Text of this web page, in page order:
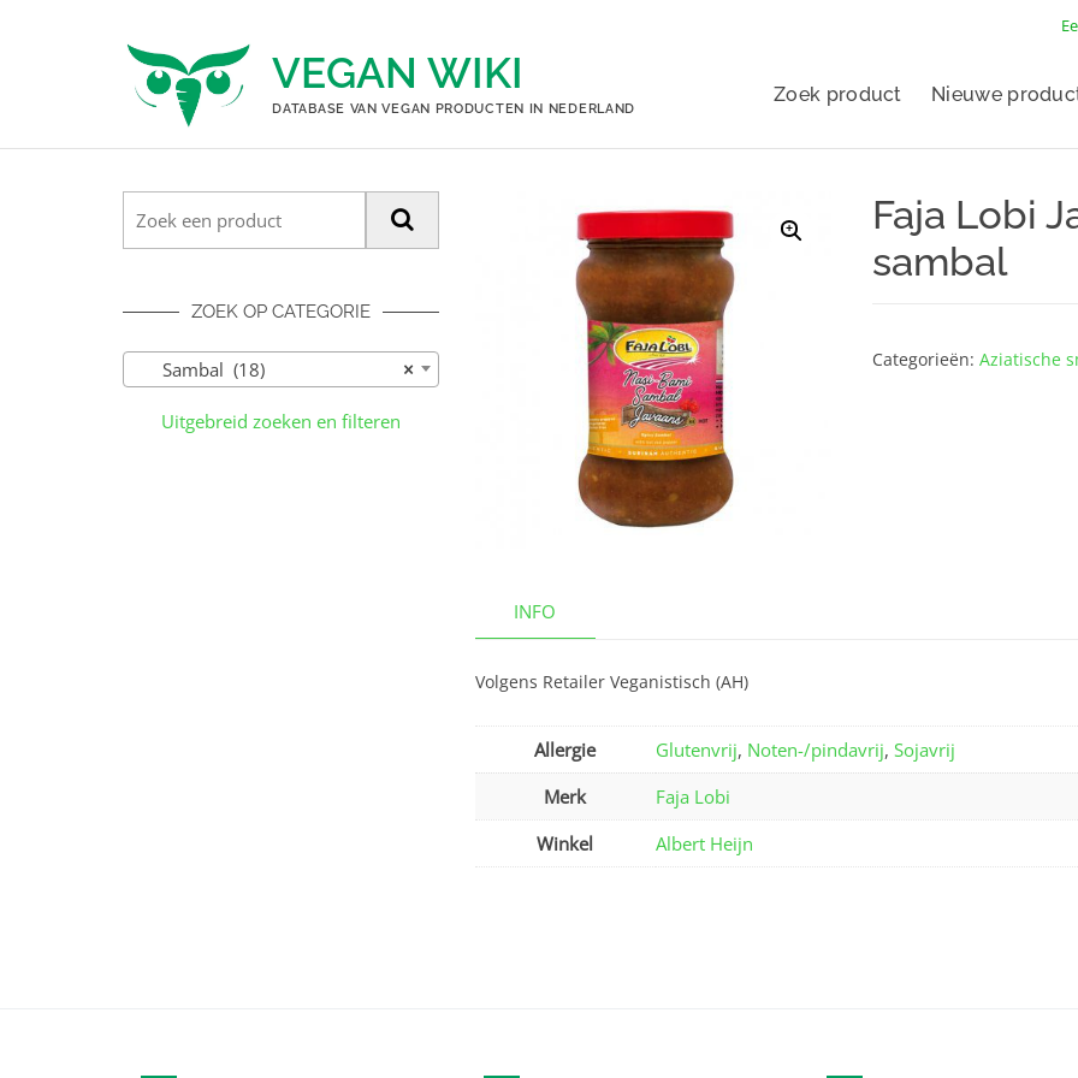
VEGAN WIKI
DATABASE VAN VEGAN PRODUCTEN IN NEDERLAND
Zoek product Nieuwe
Faja Lobi
sambal
Categorieën:Aziatische
INFO
Volgens Retailer Veganistisch (AH)
Allergie Glutenvrij, Noten-/pindavrij, Sojavrij
Merk
Faja Lobi
Winkel
Albert Heijn
ZOEK OP CATEGORIE
×
Sambal (18)
Uitgebreid zoeken en filteren